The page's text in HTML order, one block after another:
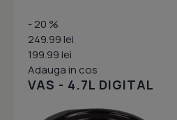
- 20 %
249.99 lei
199.99 lei
Adauga in cos
VAS - 4.7L DIGITAL